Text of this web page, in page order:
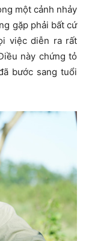
một cảnh nhảy
gặp phải bất cứ
việc diễn ra rất
này chứng tỏ
bước sang tuổi